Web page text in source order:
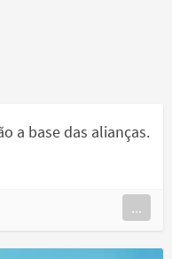
a base das alianças.
...